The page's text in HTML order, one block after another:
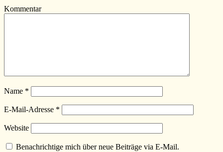
Kommentar
Name *
E-Mail-Adresse *
Website
Benachrichtige mich über neue Beiträge via E-Mail.